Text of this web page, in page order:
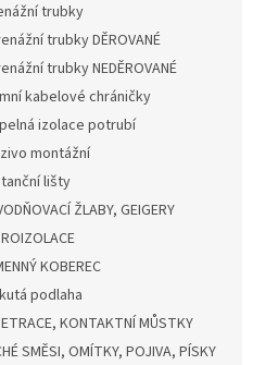
trubky
trubky DĚROVANÉ
trubky NEDĚROVANÉ
kabelové chráničky
izolace potrubí
montážní
lišty
ŽLABY, GEIGERY
KOBEREC
podlaha
KONTAKTNÍ MŮSTKY
SMĚSI, OMÍTKY, POJIVA, PÍSKY